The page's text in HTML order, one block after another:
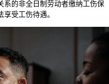
系的非全日制劳动者缴纳工伤保
受工伤待遇。